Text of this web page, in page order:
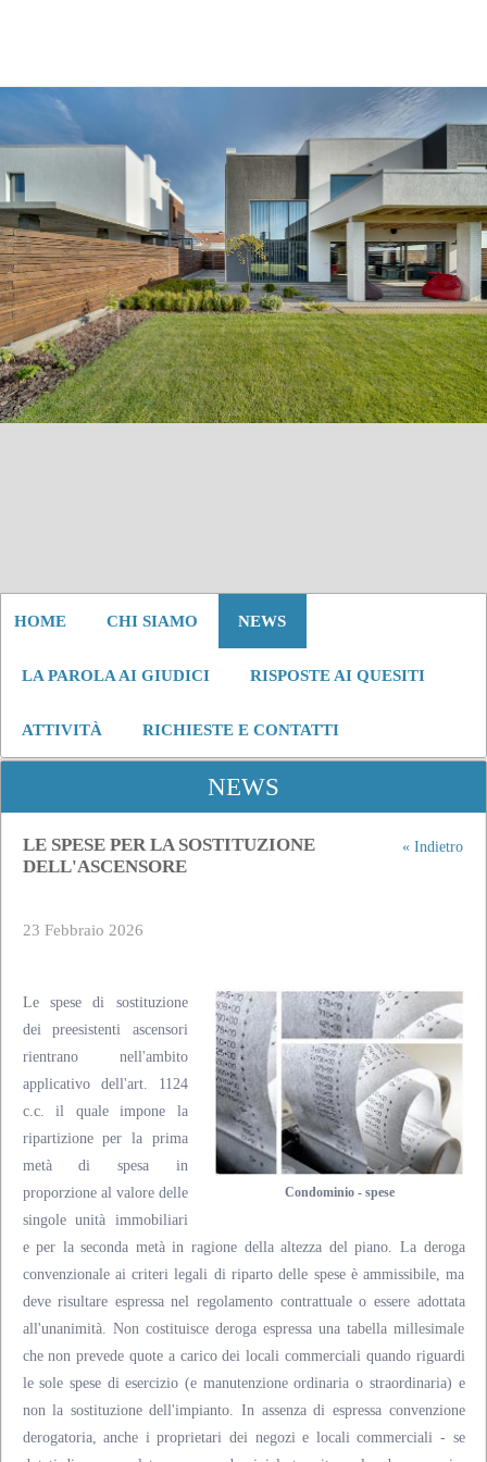
HOME CHI SIAMO NEWS
LA PAROLA AI GIUDICI RISPOSTE AI QUESITI
ATTIVITÀ RICHIESTE E CONTATTI
NEWS
LE SPESE PER LA SOSTITUZIONE
DELL'ASCENSORE
« Indietro
23 Febbraio 2026
Condominio - spese
Le spese di sostituzione
dei preesistenti ascensori
rientrano nell'ambito
applicativo dell'art. 1124
c.c. il quale impone la
ripartizione per la prima
metà di spesa in
proporzione al valore delle
singole unità immobiliari
e per la seconda metà in ragione della altezza del piano. La deroga
convenzionale ai criteri legali di riparto delle spese è ammissibile, ma
deve risultare espressa nel regolamento contrattuale o essere adottata
all'unanimità. Non costituisce deroga espressa una tabella millesimale
che non prevede quote a carico dei locali commerciali quando riguardi
le sole spese di esercizio (e manutenzione ordinaria o straordinaria) e
non la sostituzione dell'impianto. In assenza di espressa convenzione
derogatoria, anche i proprietari dei negozi e locali commerciali - se